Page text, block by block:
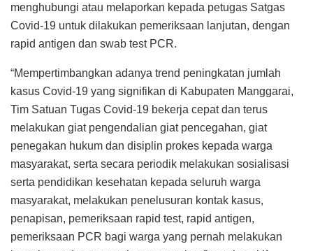
menghubungi atau melaporkan kepada petugas Satgas
Covid-19 untuk dilakukan pemeriksaan lanjutan, dengan
rapid antigen dan swab test PCR.
“Mempertimbangkan adanya trend peningkatan jumlah
kasus Covid-19 yang signifikan di Kabupaten Manggarai,
Tim Satuan Tugas Covid-19 bekerja cepat dan terus
melakukan giat pengendalian giat pencegahan, giat
penegakan hukum dan disiplin prokes kepada warga
masyarakat, serta secara periodik melakukan sosialisasi
serta pendidikan kesehatan kepada seluruh warga
masyarakat, melakukan penelusuran kontak kasus,
penapisan, pemeriksaan rapid test, rapid antigen,
pemeriksaan PCR bagi warga yang pernah melakukan